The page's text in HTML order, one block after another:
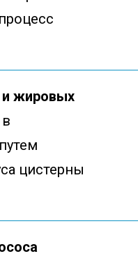
и жировых
цистерны